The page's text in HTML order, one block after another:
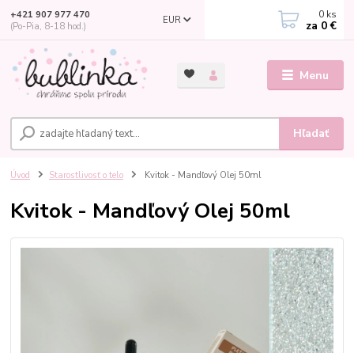
Menu
EUR
Hľadať
+421 907 977 470
(Po-Pia, 8-18 hod.)
0 ks
za 0 €
Úvod Starostlivosť o telo Kvitok - Mandľový Olej 50ml
Kvitok - Mandľový Olej 50ml